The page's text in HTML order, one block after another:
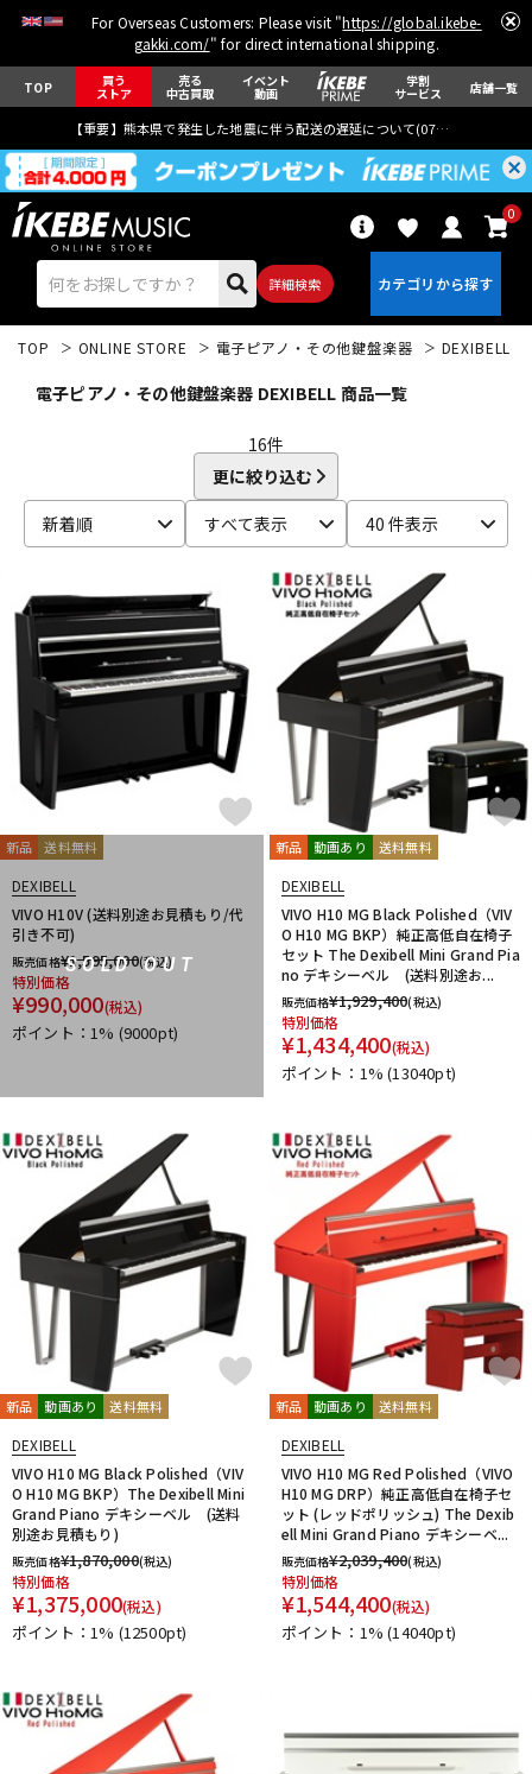
For Overseas Customers: Please visit "https://global.ikebe-
gakki.com/" for direct international shipping.
TOP 買う
ストア
売る
中古買取
イベント
動画
学割
サービス 店舗一覧
【重要】熊本県で発生した地震に伴う配送の遅延について(07月29日
詳細検索
0
ドラム パーカッション
電子ピアノ
その他楽器
アンプ エフェクター
DJ機器 DTM
レコーディング機器
配信/ライブ機器 楽器アクセサリ
ヴィンテージ
TOP ONLINE STORE 電子ピアノ・その他鍵盤楽器 DEXIBELL
電子ピアノ・その他鍵盤楽器 DEXIBELL 商品一覧
16件
更に絞り込む
新着順
すべて表示 40 件表示
SOLD OUT
新品 送料無料
DEXIBELL
VIVO H10V (送料別途お見積もり/代
引き不可)
販売価格¥1,595,000(税込)
特別価格
¥990,000(税込)
ポイント：1% (9000pt)
新品 動画あり 送料無料
DEXIBELL
VIVO H10 MG Black Polished（VIV
O H10 MG BKP）純正高低自在椅子
セット The Dexibell Mini Grand Pia
no デキシーベル (送料別途お...
販売価格¥1,929,400(税込)
特別価格
¥1,434,400(税込)
ポイント：1%(13040pt)
新品 動画あり 送料無料
DEXIBELL
VIVO H10 MG Black Polished（VIV
O H10 MG BKP）The Dexibell Mini
Grand Piano デキシーベル (送料
別途お見積もり)
販売価格¥1,870,000(税込)
特別価格
¥1,375,000(税込)
ポイント：1% (12500pt)
新品 動画あり 送料無料
DEXIBELL
VIVO H10 MG Red Polished（VIVO
H10 MG DRP）純正高低自在椅子セ
ット (レッドポリッシュ) The Dexib
ell Mini Grand Piano デキシーベ...
販売価格¥2,039,400(税込)
特別価格
¥1,544,400(税込)
ポイント：1%(14040pt)